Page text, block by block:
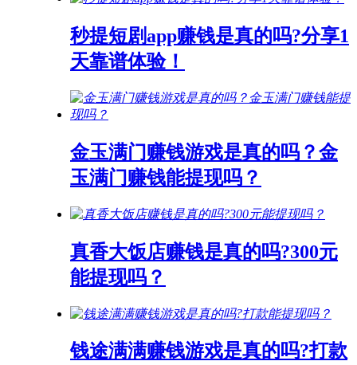
秒提短剧app赚钱是真的吗?分享1
天靠谱体验！
金玉满门赚钱游戏是真的吗？金
玉满门赚钱能提现吗？
真香大饭店赚钱是真的吗?300元
能提现吗？
钱途满满赚钱游戏是真的吗?打款